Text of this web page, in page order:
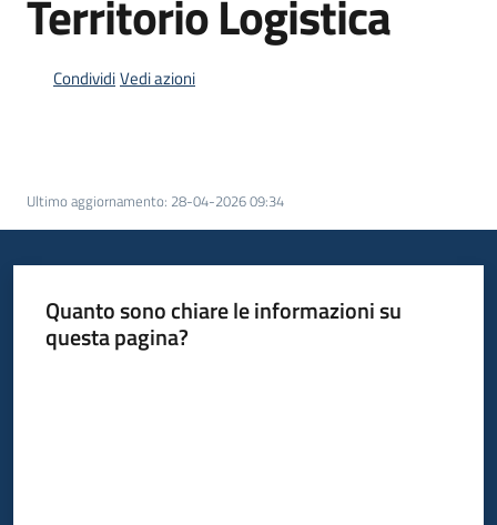
Territorio Logistica
CondividiVedi azioni
Ultimo aggiornamento: 28-04-2026 09:34
Quanto sono chiare le informazioni su
questa pagina?